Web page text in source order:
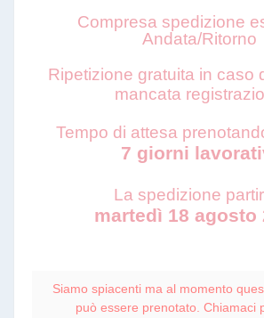
Compresa spedizione
Andata/Ritorno
Ripetizione gratuita in caso
mancata
Tempo di attesa
7 giorni
La spedizione
martedì 18 agosto
Siamo spiacenti ma al momento
può essere prenotato. Chiamaci